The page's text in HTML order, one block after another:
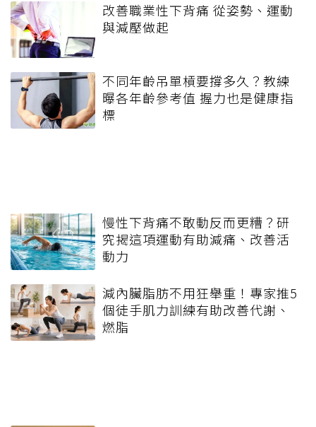
改善職業性下背痛 從姿勢、運動
與減壓做起
不同年齡吊單槓要撐多久？教練
曝各年齡參考值 握力也是健康指
標
慢性下背痛不敢動反而更糟？研
究揭這項運動有助減痛、改善活
動力
減內臟脂肪不用狂舉重！專家推5
個徒手肌力訓練有助改善代謝、
燃脂